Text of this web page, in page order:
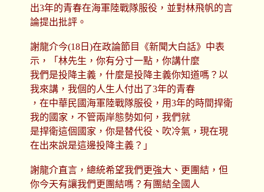
出3年的青春在海軍陸戰隊服役，並對林飛帆的言
論提出批評。
謝龍介今(18日)在政論節目《新聞大白話》中表
示，「林先生，你有分寸一點，你講什麼
我們是投降主義，什麼是投降主義你知道嗎？以
我來講，我個的人生人付出了3年的青春
，在中華民國海軍陸戰隊服役，用3年的時間捍衛
我的國家，不管兩岸態勢如何，我們就
是捍衛這個國家，你是替代役、吹冷氣，現在現
在出來說是這邊投降主義？」
謝龍介直言，總統希望我們更強大、更團結，但
你今天有讓我們更團結嗎？有團結全國人